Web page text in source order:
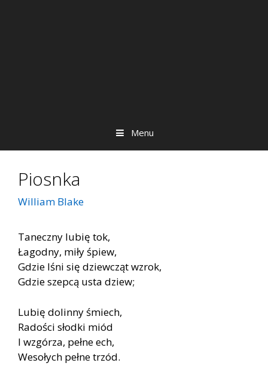
Menu
Piosnka
William Blake
Taneczny lubię tok,
Łagodny, miły śpiew,
Gdzie lśni się dziewcząt wzrok,
Gdzie szepcą usta dziew;
Lubię dolinny śmiech,
Radości słodki miód
I wzgórza, pełne ech,
Wesołych pełne trzód.